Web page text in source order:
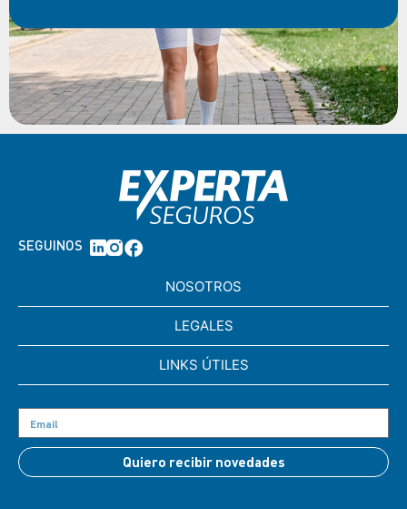
SEGUINOS
NOSOTROS
LEGALES
LINKS ÚTILES
Quiero recibir novedades